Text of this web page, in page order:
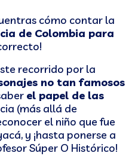
cómo contar la
de Colombia para
recorrido por la
no tan famosos
el papel de las
(más allá de
el niño que fue
y ¡hasta ponerse a
Súper O Histórico!